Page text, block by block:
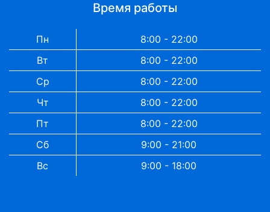
Время работы
Пн
8:00 - 22:00
Вт
8:00 - 22:00
Ср
8:00 - 22:00
Чт
8:00 - 22:00
Пт
8:00 - 22:00
Сб
9:00 - 21:00
Вс
9:00 - 18:00